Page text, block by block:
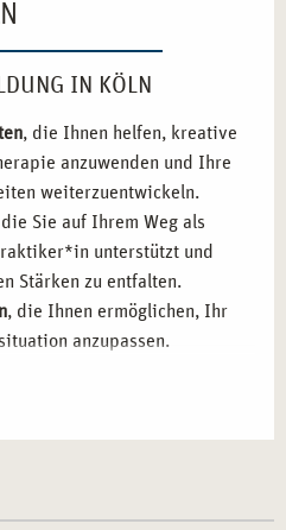
IN KÖLN
, die Ihnen helfen, kreative
anzuwenden und Ihre
weiterzuentwickeln.
Sie auf Ihrem Weg als
unterstützt und
Stärken zu entfalten.
, die Ihnen ermöglichen, Ihr
anzupassen.
Praxis anzuwenden.
Netzwerk auszubauen.